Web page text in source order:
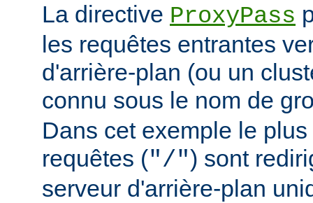
La directive ProxyPass
les requêtes entrantes
d'arrière-plan (ou un
connu sous le nom de
Dans cet exemple le
requêtes ("/") sont
serveur d'arrière-plan